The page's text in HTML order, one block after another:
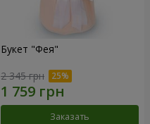
Букет "Фея"
2 345 грн
Заказать